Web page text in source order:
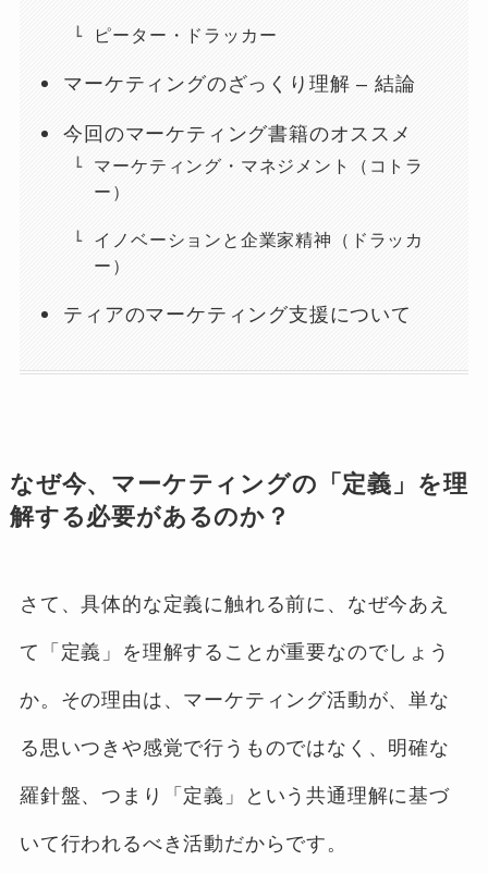
ピーター・ドラッカー
マーケティングのざっくり理解 – 結論
今回のマーケティング書籍のオススメ
マーケティング・マネジメント（コトラ
ー）
イノベーションと企業家精神（ドラッカ
ー）
ティアのマーケティング支援について
なぜ今、マーケティングの「定義」を理
解する必要があるのか？
さて、具体的な定義に触れる前に、なぜ今あえ
て「定義」を理解することが重要なのでしょう
か。その理由は、マーケティング活動が、単な
る思いつきや感覚で行うものではなく、明確な
羅針盤、つまり「定義」という共通理解に基づ
いて行われるべき活動だからです。